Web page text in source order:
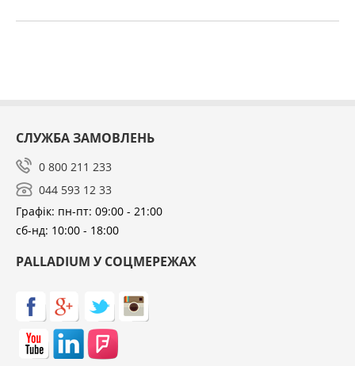
СЛУЖБА ЗАМОВЛЕНЬ
0 800 211 233
044 593 12 33
Графік: пн-пт: 09:00 - 21:00
сб-нд: 10:00 - 18:00
PALLADIUM У СОЦМЕРЕЖАХ